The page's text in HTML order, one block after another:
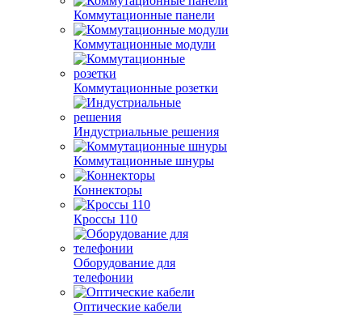
Коммутационные панели
Коммутационные модули
Коммутационные розетки
Индустриальные решения
Коммутационные шнуры
Коннекторы
Кроссы 110
Оборудование для
телефонии
Оптические кабели